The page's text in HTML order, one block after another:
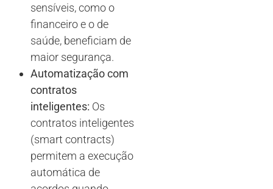
sensíveis, como o
financeiro e o de
saúde, beneficiam de
maior segurança.
Automatização com
contratos
inteligentes: Os
contratos inteligentes
(smart contracts)
permitem a execução
automática de